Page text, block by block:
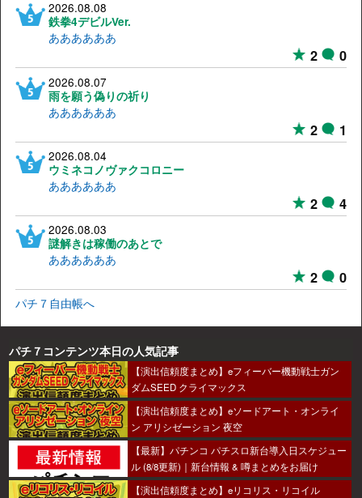
2026.08.08
鉄拳4デビルVer.
ああああああ
2 0
2026.08.07
雨を願う偽りの祈り
ああああああ
2 1
2026.08.04
ウミネコノヴァクコロニー
ああああああ
2 4
2026.08.03
謎解きは稼働のあとで
ああああああ
2 0
パチ７自由帳へ
パチ７コンテンツ本日の人気記事
【演出信頼度まとめ】eフィーバー機動戦士ガン
ダムSEED クライマックス
【演出信頼度まとめ】eソードアート・オンライ
ン アリシゼーション 夜空
【最新】パチンコ パチスロ新台導入日スケジュー
ル (8/8更新)｜新台情報 & 噂まとめをお届け
【演出信頼度まとめ】eリコリス・リコイル